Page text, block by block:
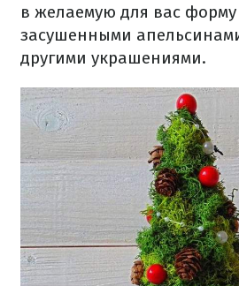
в желаемую для вас форму
засушенными
другими украшениями.